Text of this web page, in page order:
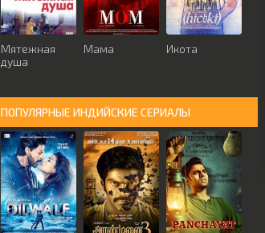
Мятежная
душа
Мама Икота
ПОПУЛЯРНЫЕ ИНДИЙСКИЕ СЕРИАЛЫ